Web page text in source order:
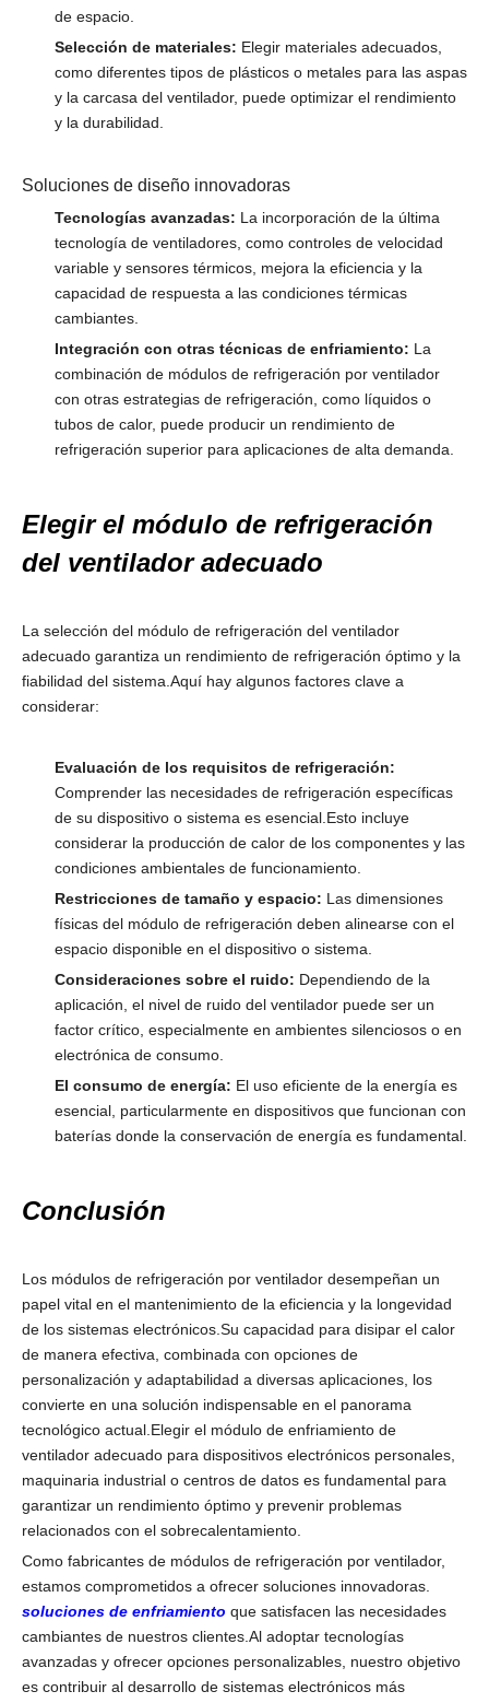
de espacio.
Selección de materiales: Elegir materiales adecuados,
como diferentes tipos de plásticos o metales para las aspas
y la carcasa del ventilador, puede optimizar el rendimiento
y la durabilidad.
Soluciones de diseño innovadoras
Tecnologías avanzadas: La incorporación de la última
tecnología de ventiladores, como controles de velocidad
variable y sensores térmicos, mejora la eficiencia y la
capacidad de respuesta a las condiciones térmicas
cambiantes.
Integración con otras técnicas de enfriamiento: La
combinación de módulos de refrigeración por ventilador
con otras estrategias de refrigeración, como líquidos o
tubos de calor, puede producir un rendimiento de
refrigeración superior para aplicaciones de alta demanda.
Elegir el módulo de refrigeración
del ventilador adecuado
La selección del módulo de refrigeración del ventilador
adecuado garantiza un rendimiento de refrigeración óptimo y la
fiabilidad del sistema.Aquí hay algunos factores clave a
considerar:
Evaluación de los requisitos de refrigeración:
Comprender las necesidades de refrigeración específicas
de su dispositivo o sistema es esencial.Esto incluye
considerar la producción de calor de los componentes y las
condiciones ambientales de funcionamiento.
Restricciones de tamaño y espacio: Las dimensiones
físicas del módulo de refrigeración deben alinearse con el
espacio disponible en el dispositivo o sistema.
Consideraciones sobre el ruido: Dependiendo de la
aplicación, el nivel de ruido del ventilador puede ser un
factor crítico, especialmente en ambientes silenciosos o en
electrónica de consumo.
El consumo de energía: El uso eficiente de la energía es
esencial, particularmente en dispositivos que funcionan con
baterías donde la conservación de energía es fundamental.
Conclusión
Los módulos de refrigeración por ventilador desempeñan un
papel vital en el mantenimiento de la eficiencia y la longevidad
de los sistemas electrónicos.Su capacidad para disipar el calor
de manera efectiva, combinada con opciones de
personalización y adaptabilidad a diversas aplicaciones, los
convierte en una solución indispensable en el panorama
tecnológico actual.Elegir el módulo de enfriamiento de
ventilador adecuado para dispositivos electrónicos personales,
maquinaria industrial o centros de datos es fundamental para
garantizar un rendimiento óptimo y prevenir problemas
relacionados con el sobrecalentamiento.
Como fabricantes de módulos de refrigeración por ventilador,
estamos comprometidos a ofrecer soluciones innovadoras.
soluciones de enfriamiento que satisfacen las necesidades
cambiantes de nuestros clientes.Al adoptar tecnologías
avanzadas y ofrecer opciones personalizables, nuestro objetivo
es contribuir al desarrollo de sistemas electrónicos más